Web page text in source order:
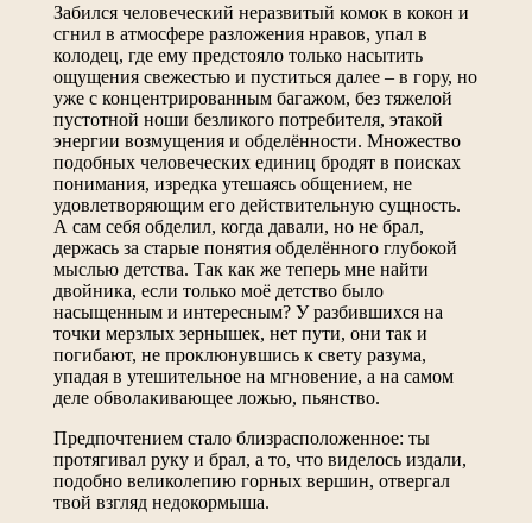
Забился человеческий неразвитый комок в кокон и
сгнил в атмосфере разложения нравов, упал в
колодец, где ему предстояло только насытить
ощущения свежестью и пуститься далее – в гору, но
уже с концентрированным багажом, без тяжелой
пустотной ноши безликого потребителя, этакой
энергии возмущения и обделённости. Множество
подобных человеческих единиц бродят в поисках
понимания, изредка утешаясь общением, не
удовлетворяющим его действительную сущность.
А сам себя обделил, когда давали, но не брал,
держась за старые понятия обделённого глубокой
мыслью детства. Так как же теперь мне найти
двойника, если только моё детство было
насыщенным и интересным? У разбившихся на
точки мерзлых зернышек, нет пути, они так и
погибают, не проклюнувшись к свету разума,
упадая в утешительное на мгновение, а на самом
деле обволакивающее ложью, пьянство.
Предпочтением стало близрасположенное: ты
протягивал руку и брал, а то, что виделось издали,
подобно великолепию горных вершин, отвергал
твой взгляд недокормыша.